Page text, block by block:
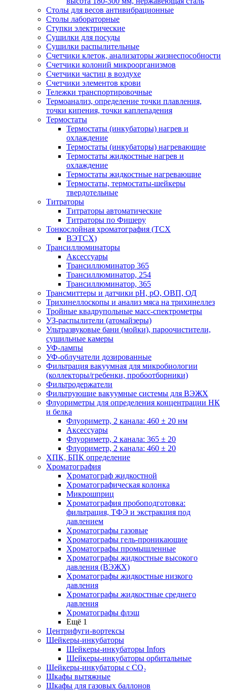
Столы для весов антивибрационные
Столы лабораторные
Ступки электрические
Сушилки для посуды
Сушилки распылительные
Счетчики клеток, анализаторы жизнеспособности
Счетчики колоний микроорганизмов
Счетчики частиц в воздухе
Счетчики элементов крови
Тележки транспортировочные
Термоанализ, определение точки плавления,
точки кипения, точки каплепадения
Термостаты
Термостаты (инкубаторы) нагрев и
охлаждение
Термостаты (инкубаторы) нагревающие
Термостаты жидкостные нагрев и
охлаждение
Термостаты жидкостные нагревающие
Термостаты, термостаты-шейкеры
твердотельные
Титраторы
Титраторы автоматические
Титраторы по Фишеру
Тонкослойная хроматография (ТСХ
ВЭТСХ)
Трансиллюминаторы
Аксессуары
Трансиллюминатор 365
Трансиллюминатор, 254
Трансиллюминатор, 365
Трансмиттеры и датчики рН, рО, ОВП, ОД
Трихинеллоскопы и анализ мяса на трихинеллез
Тройные квадрупольные масс-спектрометры
УЗ-распылители (атомайзеры)
Ультразвуковые бани (мойки), пароочистители,
сушильные камеры
УФ-лампы
УФ-облучатели дозированные
Фильтрация вакуумная для микробиологии
(коллекторы/гребенки, пробоотборники)
Фильтродержатели
Фильтрующие вакуумные системы для ВЭЖХ
Флуориметры для определения концентрации НК
и белка
Флуориметр, 2 канала: 460 ± 20 нм
Аксессуары
Флуориметр, 2 канала: 365 ± 20
Флуориметр, 2 канала: 460 ± 20
ХПК, БПК определение
Хроматография
Хроматограф жидкостной
Хроматографическая колонка
Микрошприц
Хроматография пробоподготовка:
фильтрация, ТФЭ и экстракция под
давлением
Хроматографы газовые
Хроматографы гель-проникающие
Хроматографы промышленные
Хроматографы жидкостные высокого
давления (ВЭЖХ)
Хроматографы жидкостные низкого
давления
Хроматографы жидкостные среднего
давления
Хроматографы флэш
Ещё 1
Центрифуги-вортексы
Шейкеры-инкубаторы
Шейкеры-инкубаторы Infors
Шейкеры-инкубаторы орбитальные
Шейкеры-инкубаторы с CО₂
Шкафы вытяжные
Шкафы для газовых баллонов